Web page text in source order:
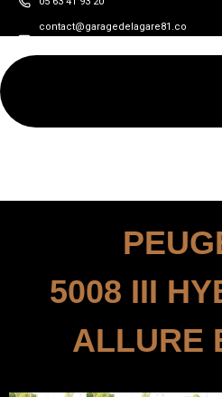
contact@garagedelagare81.co
5008 III
ALLURE